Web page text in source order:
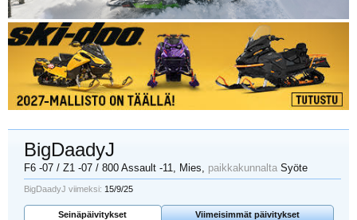
BigDaadyJ
F6 -07 / Z1 -07 / 800 Assault -11 , Mies, paikkakunnalta Syöte
BigDaadyJ viimeksi: 15/9/25
Seinäpäivitykset
Viimeisimmät päivitykset